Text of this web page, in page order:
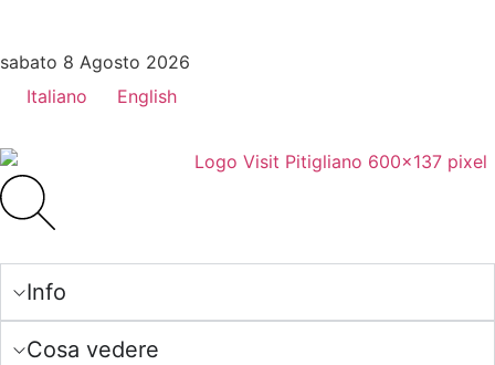
sabato 8 Agosto 2026
Italiano
English
Info
Cosa vedere